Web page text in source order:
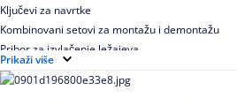
Ključevi za navrtke
Kombinovani setovi za montažu i demontažu
Pribor za izvlačenje ležajeva
Prikaži više